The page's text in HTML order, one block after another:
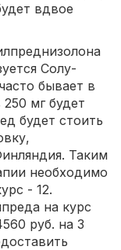
вдвое
Солу-
бывает в
мг будет
будет стоить
Таким
необходимо
- 12.
на курс
руб. на 3